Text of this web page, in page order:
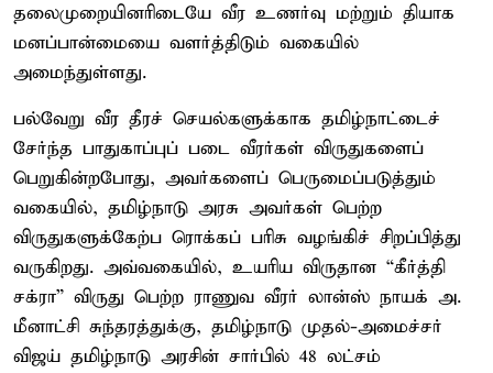
தலைமுறையினரிடையே வீர உணர்வு மற்றும் தியாக
மனப்பான்மையை வளர்த்திடும் வகையில்
அமைந்துள்ளது.
பல்வேறு வீர தீரச் செயல்களுக்காக தமிழ்நாட்டைச்
சேர்ந்த பாதுகாப்புப் படை வீரர்கள் விருதுகளைப்
பெறுகின்றபோது, அவர்களைப் பெருமைப்படுத்தும்
வகையில், தமிழ்நாடு அரசு அவர்கள் பெற்ற
விருதுகளுக்கேற்ப ரொக்கப் பரிசு வழங்கிச் சிறப்பித்து
வருகிறது. அவ்வகையில், உயரிய விருதான “கீர்த்தி
சக்ரா” விருது பெற்ற ராணுவ வீரர் லான்ஸ் நாயக் அ.
மீனாட்சி சுந்தரத்துக்கு, தமிழ்நாடு முதல்-அமைச்சர்
விஜய் தமிழ்நாடு அரசின் சார்பில் 48 லட்சம்